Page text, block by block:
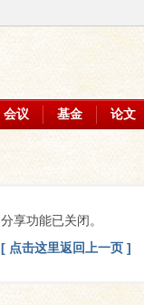
会议 基金 论文
分享功能已关闭。
[ 点击这里返回上一页 ]